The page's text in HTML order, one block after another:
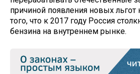
причиной появления новых льгот
того, что к 2017 году Россия
бензина на внутреннем рынке.